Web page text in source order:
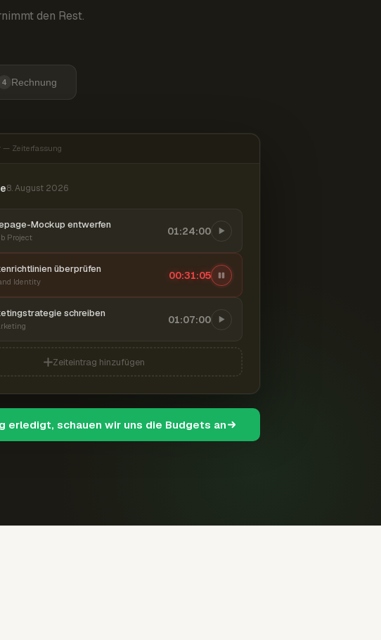
den Rest.
4 Rechnung
— Zeiterfassung
8. August 2026
Mockup entwerfen
Project
01:24:00
überprüfen
Identity
00:31:06
schreiben 01:07:00
Zeiteintrag hinzufügen
erledigt, schauen wir uns die Budgets an